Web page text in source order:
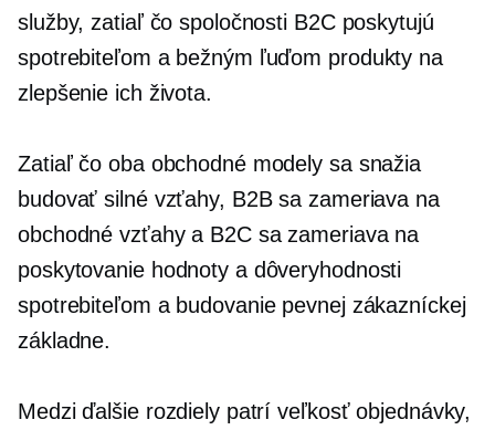
služby, zatiaľ čo spoločnosti B2C poskytujú
spotrebiteľom a bežným ľuďom produkty na
zlepšenie ich života.
Zatiaľ čo oba obchodné modely sa snažia
budovať silné vzťahy, B2B sa zameriava na
obchodné vzťahy a B2C sa zameriava na
poskytovanie hodnoty a dôveryhodnosti
spotrebiteľom a budovanie pevnej zákazníckej
základne.
Medzi ďalšie rozdiely patrí veľkosť objednávky,